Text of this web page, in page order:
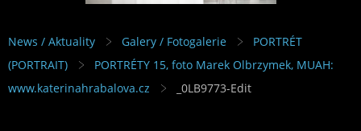
News / Aktuality Galery / Fotogalerie
PORTRÉT
(PORTRAIT)
PORTRÉTY 15, foto Marek Olbrzymek, MUAH:
www.katerinahrabalova.cz
_0LB9773-Edit